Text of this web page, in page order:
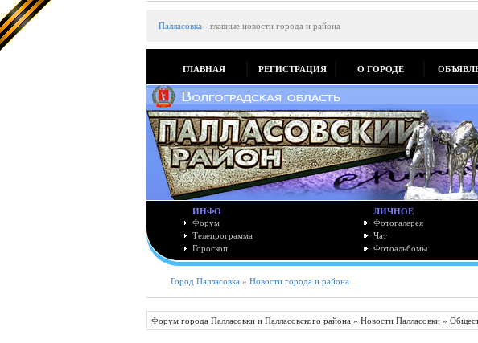
Палласовка - главные новости города и района
ГЛАВНАЯ РЕГИСТРАЦИЯ О ГОРОДЕ
ИНФО
Форум
Телепрограмма
Гороскоп
ЛИЧНОЕ
Фотогалерея
Чат
Фотоальбомы
Город Палласовка » Новости города и района
Форум города Палласовки и Палласовского района » Новости Палласовки »